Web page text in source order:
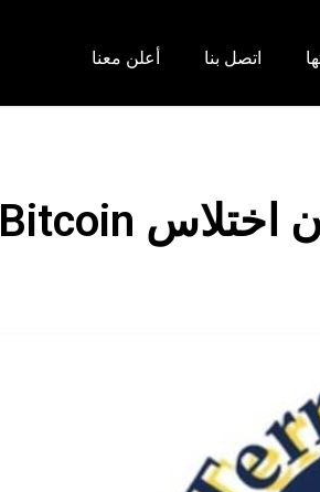
اتصل بنا أعلن معنا
تحقق كوريا الجنوبية في Terra Labs بشأن اختلاس Bitcoin